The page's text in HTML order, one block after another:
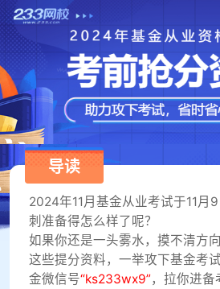
导读
2024年11月基金从业考试于11月
刺准备得怎么样了呢？
如果你还是一头雾水，摸不清方
这些提分资料，一举攻下基金考
金微信号“ks233wx9”，拉你进备